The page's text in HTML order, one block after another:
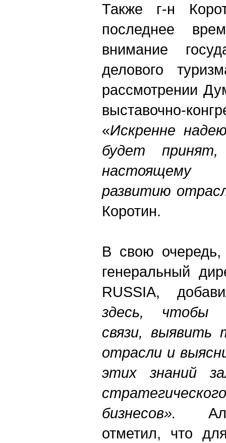
Также г-н
последнее
внимание
делового
рассмотрении
выставочно-
«Искренне
будет
развитию
Коротин.
В свою
генеральный
RUSSIA,
здесь, чтобы
связи, выявить
отрасли и
этих знаний
бизнесов».
отметил, что